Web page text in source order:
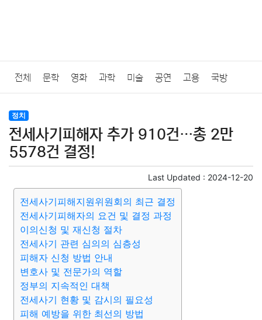
전체 문학 영화 과학 미술 공연 고용 국방
법률
질병 가요 방송 일상 주식 암호화폐 블록체인
미용 증권 인테리어
요리 상품리뷰 원예 금융 게임 스포츠
대출 자동차 취미 여행 맛집
종교 사회 정치 건강
부동산 외국어 교육 교통 생활
정치
전세사기피해자 추가 910건…총 2만
5578건 결정!
Last Updated : 2024-12-20
전세사기피해지원위원회의 최근 결정
전세사기피해자의 요건 및 결정 과정
이의신청 및 재신청 절차
전세사기 관련 심의의 심층성
피해자 신청 방법 안내
변호사 및 전문가의 역할
정부의 지속적인 대책
전세사기 현황 및 감시의 필요성
피해 예방을 위한 최선의 방법